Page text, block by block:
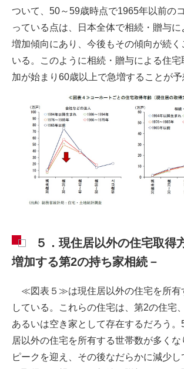
ついて、50～59歳時点で1965年以前の
っている点は、日本全体で相続・贈与
増加傾向にあり、今後もその傾向が続く
いる。このように相続・贈与による住宅
加が始まり60歳以上で急増することが予
５．現住居以外の住宅取得
増加する第2の持ち家相続－
≪図表５≫は現住居以外の住宅を所有
している。これらの住宅は、第2の住宅
あるいは空き家として存在するだろう。
居以外の住宅を所有する世帯数が多くな
ピークを迎え、その後なだらかに減少